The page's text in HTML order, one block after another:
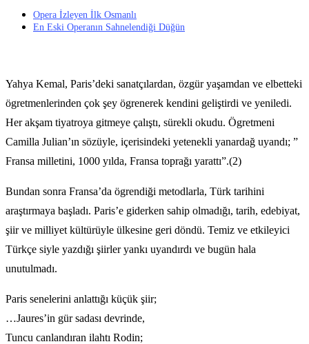
Opera İzleyen İlk Osmanlı
En Eski Operanın Sahnelendiği Düğün
Yahya Kemal, Paris’deki sanatçılardan, özgür yaşamdan ve elbetteki
ögretmenlerinden çok şey ögrenerek kendini geliştirdi ve yeniledi.
Her akşam tiyatroya gitmeye çalıştı, sürekli okudu. Ögretmeni
Camilla Julian’ın sözüyle, içerisindeki yetenekli yanardağ uyandı; ”
Fransa milletini, 1000 yılda, Fransa toprağı yarattı”.(2)
Bundan sonra Fransa’da ögrendiği metodlarla, Türk tarihini
araştırmaya başladı. Paris’e giderken sahip olmadığı, tarih, edebiyat,
şiir ve milliyet kültürüyle ülkesine geri döndü. Temiz ve etkileyici
Türkçe siyle yazdığı şiirler yankı uyandırdı ve bugün hala
unutulmadı.
Paris senelerini anlattığı küçük şiir;
…Jaures’in gür sadası devrinde,
Tuncu canlandıran ilahtı Rodin;